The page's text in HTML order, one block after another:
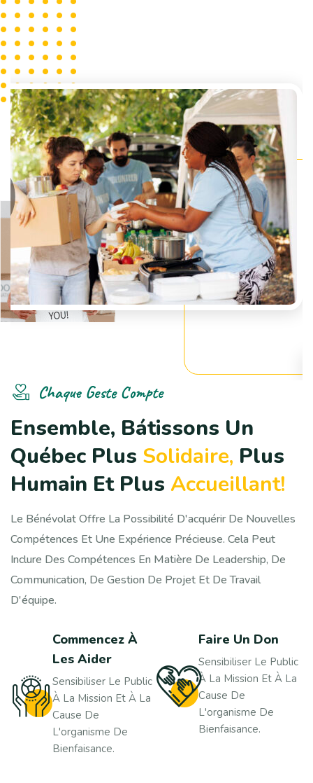
Chaque Geste Compte
Ensemble, Bátissons Un
Québec Plus Solidaire, Plus
Humain Et Plus Accueillant!
Le Bénévolat Offre La Possibilité D'acquérir De Nouvelles
Compétences Et Une Expérience Précieuse. Cela Peut
Inclure Des Compétences En Matière De Leadership, De
Communication, De Gestion De Projet Et De Travail
D'équipe.
Commencez À
Les Aider
Sensibiliser Le Public
À La Mission Et À La
Cause De
L'organisme De
Bienfaisance.
Faire Un Don
Sensibiliser Le Public
À La Mission Et À La
Cause De
L'organisme De
Bienfaisance.